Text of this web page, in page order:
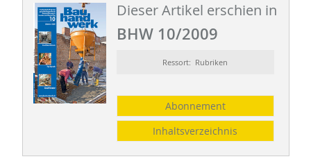
Dieser Artikel erschien in
BHW 10/2009
Ressort: Rubriken
Abonnement
Inhaltsverzeichnis